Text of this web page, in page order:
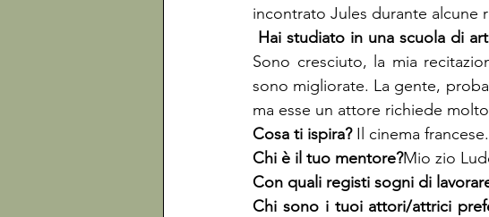
incontrato Jules durante alcune
Hai studiato in una scuola di
Sono cresciuto, la mia
sono migliorate. La gente,
ma esse un attore richiede
Cosa ti ispira? Il cinema francese.
Chi è il tuo mentore?Mio zio
Con quali registi sogni di
Chi sono i tuoi attori/attrici